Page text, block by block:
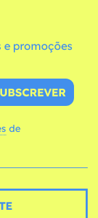
e promoções